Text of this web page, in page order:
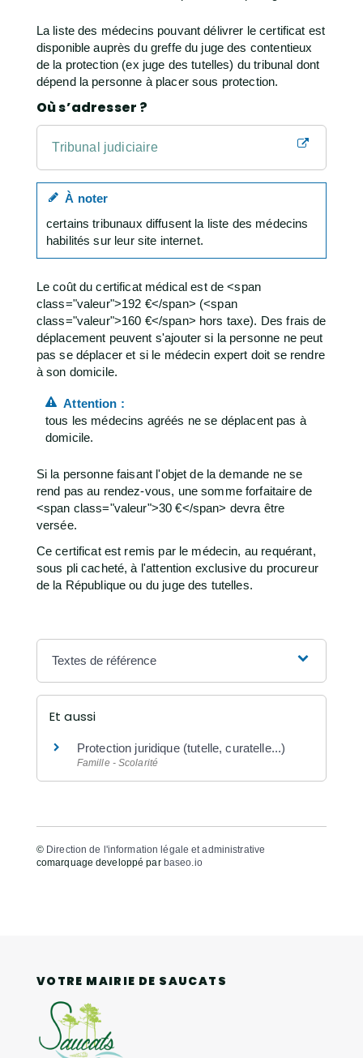
La liste des médecins pouvant délivrer le certificat est
disponible auprès du greffe du juge des contentieux
de la protection (ex juge des tutelles) du tribunal dont
dépend la personne à placer sous protection.
Où s’adresser ?
Tribunal judiciaire
À noter
certains tribunaux diffusent la liste des médecins
habilités sur leur site internet.
Le coût du certificat médical est de <span
class="valeur">192 €</span> (<span
class="valeur">160 €</span> hors taxe). Des frais de
déplacement peuvent s'ajouter si la personne ne peut
pas se déplacer et si le médecin expert doit se rendre
à son domicile.
Attention :
tous les médecins agréés ne se déplacent pas à
domicile.
Si la personne faisant l'objet de la demande ne se
rend pas au rendez-vous, une somme forfaitaire de
<span class="valeur">30 €</span> devra être
versée.
Ce certificat est remis par le médecin, au requérant,
sous pli cacheté, à l'attention exclusive du procureur
de la République ou du juge des tutelles.
Textes de référence
Et aussi
Protection juridique (tutelle, curatelle...)
Famille - Scolarité
© Direction de l'information légale et administrative
comarquage developpé par baseo.io
VOTRE MAIRIE DE SAUCATS